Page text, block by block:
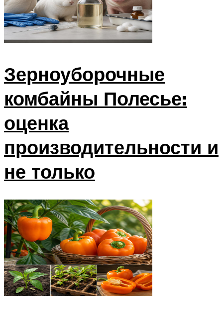
Зерноуборочные
комбайны Полесье:
оценка
производительности и
не только